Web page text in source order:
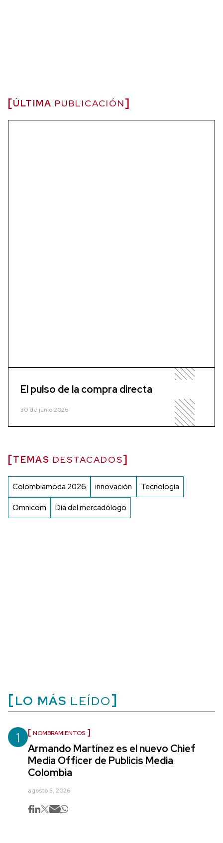
ÚLTIMA PUBLICACIÓN
El pulso de la compra directa
30 de junio 2026
TEMAS DESTACADOS
Colombiamoda 2026 innovación Tecnología
Omnicom Día del mercadólogo
LO MÁS LEÍDO
1 NOMBRAMIENTOS
Armando Martínez es el nuevo Chief
Media Officer de Publicis Media
Colombia
agosto 5, 2026